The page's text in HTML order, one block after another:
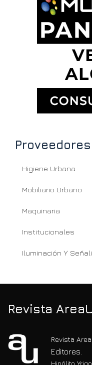
Proveedores
Higiene Urbana
Mobiliario Urbano
Maquinaria
Institucionales
Iluminación Y
Revista
Revista
Editores.
Hipólito